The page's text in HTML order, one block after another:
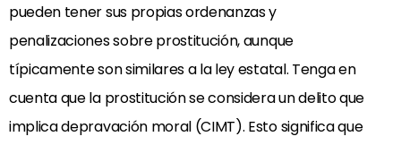
pueden tener sus propias ordenanzas y
penalizaciones sobre prostitución, aunque
típicamente son similares a la ley estatal. Tenga en
cuenta que la prostitución se considera un delito que
implica depravación moral (CIMT). Esto significa que